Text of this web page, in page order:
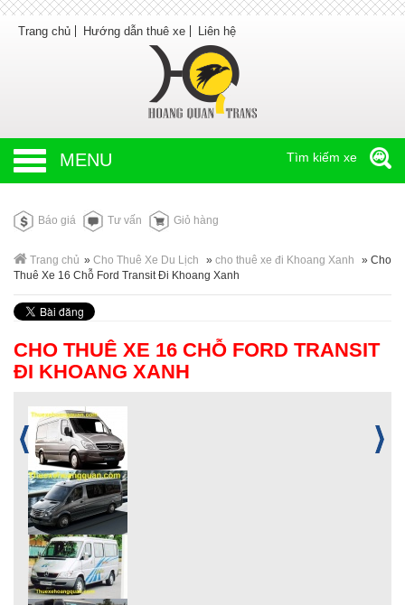
Trang chủ Hướng dẫn thuê xe Liên hệ
MENU Tìm kiếm xe
Báo giá Tư vấn Giỏ hàng
Trang chủ » Cho Thuê Xe Du Lịch » cho thuê xe đi Khoang Xanh » Cho
Thuê Xe 16 Chỗ Ford Transit Đi Khoang Xanh
CHO THUÊ XE 16 CHỖ FORD TRANSIT
ĐI KHOANG XANH